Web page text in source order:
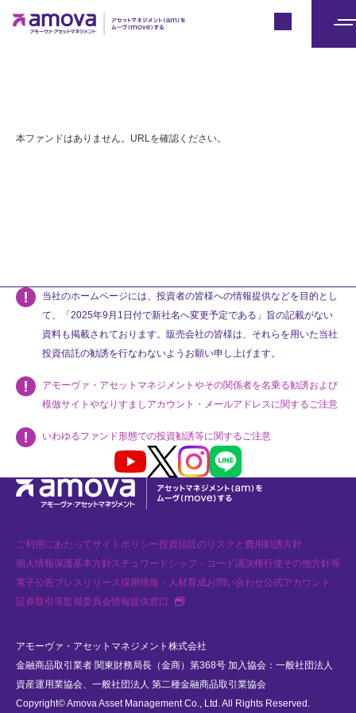
本ファンドはありません。URLを確認ください。
当社のホームページには、投資者の皆様への情報提供などを目的とし
て、「2025年9月1日付で新社名へ変更予定である」旨の記載がない
資料も掲載されております。販売会社の皆様は、それらを用いた当社
投資信託の勧誘を行なわないようお願い申し上げます。
アモーヴァ・アセットマネジメントやその関係者を名乗る勧誘および
模倣サイトやなりすましアカウント・メールアドレスに関するご注意
いわゆるファンド形態での投資勧誘等に関するご注意
Youtube X InstagramLINE
ご利用にあたってサイトポリシー投資信託のリスクと費用勧誘方針
個人情報保護基本方針スチュワードシップ・コード議決権行使その他方針等
電子公告プレスリリース採用情報・人材育成お問い合わせ公式アカウント
証券取引等監視委員会情報提供窓口
新規タブで開く
アモーヴァ・アセットマネジメント株式会社
金融商品取引業者 関東財務局長（金商）第368号 加入協会：一般社団法人
資産運用業協会、一般社団法人 第二種金融商品取引業協会
Copyright© Amova Asset Management Co., Ltd. All Rights Reserved.